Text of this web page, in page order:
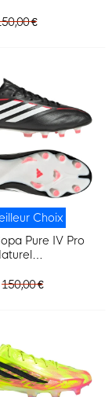
€
Choix
Pure IV Pro
Rouge
150,00 €